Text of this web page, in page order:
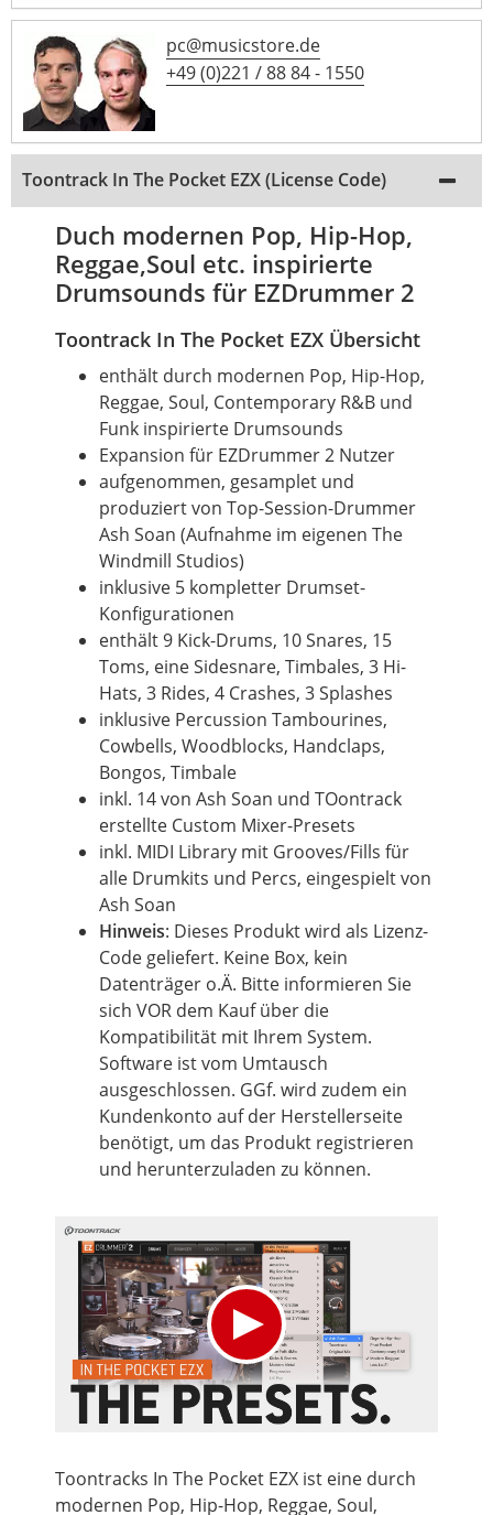
pc@musicstore.de
+49 (0)221 / 88 84 - 1550
Toontrack In The Pocket EZX (License Code)
Duch modernen Pop, Hip-Hop,
Reggae,Soul etc. inspirierte
Drumsounds für EZDrummer 2
Toontrack In The Pocket EZX Übersicht
enthält durch modernen Pop, Hip-Hop,
Reggae, Soul, Contemporary R&B und
Funk inspirierte Drumsounds
Expansion für EZDrummer 2 Nutzer
aufgenommen, gesamplet und
produziert von Top-Session-Drummer
Ash Soan (Aufnahme im eigenen The
Windmill Studios)
inklusive 5 kompletter Drumset-
Konfigurationen
enthält 9 Kick-Drums, 10 Snares, 15
Toms, eine Sidesnare, Timbales, 3 Hi-
Hats, 3 Rides, 4 Crashes, 3 Splashes
inklusive Percussion Tambourines,
Cowbells, Woodblocks, Handclaps,
Bongos, Timbale
inkl. 14 von Ash Soan und TOontrack
erstellte Custom Mixer-Presets
inkl. MIDI Library mit Grooves/Fills für
alle Drumkits und Percs, eingespielt von
Ash Soan
Hinweis: Dieses Produkt wird als Lizenz-
Code geliefert. Keine Box, kein
Datenträger o.Ä. Bitte informieren Sie
sich VOR dem Kauf über die
Kompatibilität mit Ihrem System.
Software ist vom Umtausch
ausgeschlossen. GGf. wird zudem ein
Kundenkonto auf der Herstellerseite
benötigt, um das Produkt registrieren
und herunterzuladen zu können.
Toontracks In The Pocket EZX ist eine durch
modernen Pop, Hip-Hop, Reggae, Soul,